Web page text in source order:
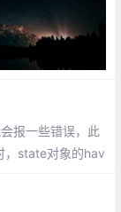
报一些错误，此
，state对象的hav